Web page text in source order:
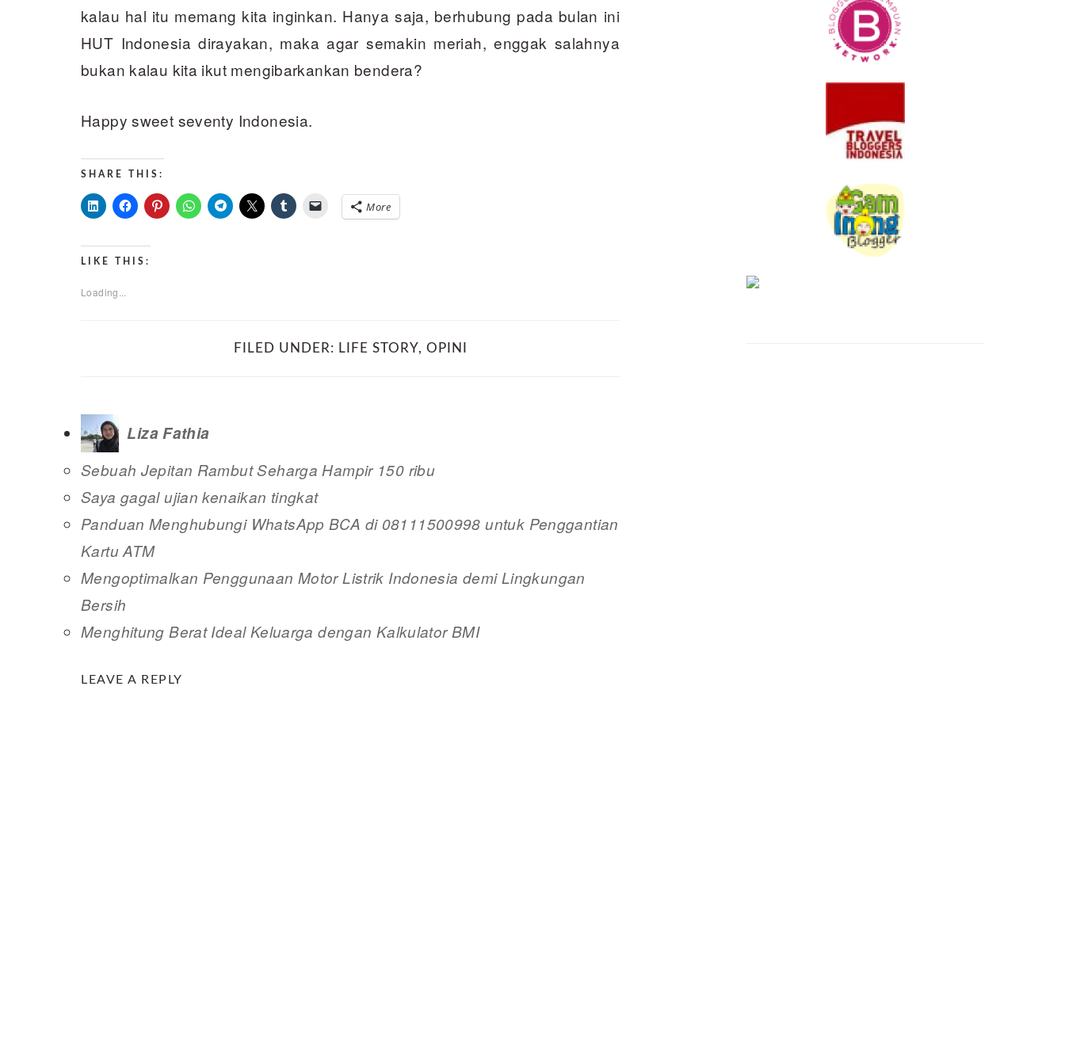
kalau hal itu memang kita inginkan. Hanya saja, berhubung pada bulan ini
HUT Indonesia dirayakan, maka agar semakin meriah, enggak salahnya
bukan kalau kita ikut mengibarkankan bendera?
Happy sweet seventy Indonesia.
SHARE THIS:
More
LIKE THIS:
Loading...
FILED UNDER: LIFE STORY, OPINI
Liza Fathia
Sebuah Jepitan Rambut Seharga Hampir 150 ribu
Saya gagal ujian kenaikan tingkat
Panduan Menghubungi WhatsApp BCA di 08111500998 untuk Penggantian
Kartu ATM
Mengoptimalkan Penggunaan Motor Listrik Indonesia demi Lingkungan
Bersih
Menghitung Berat Ideal Keluarga dengan Kalkulator BMI
LEAVE A REPLY